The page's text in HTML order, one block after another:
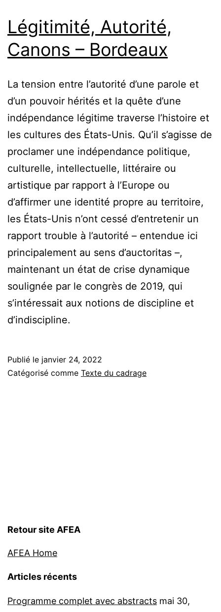
Légitimité, Autorité,
Canons – Bordeaux
La tension entre l’autorité d’une parole et
d’un pouvoir hérités et la quête d’une
indépendance légitime traverse l’histoire et
les cultures des États-Unis. Qu’il s’agisse de
proclamer une indépendance politique,
culturelle, intellectuelle, littéraire ou
artistique par rapport à l’Europe ou
d’affirmer une identité propre au territoire,
les États-Unis n’ont cessé d’entretenir un
rapport trouble à l’autorité – entendue ici
principalement au sens d’auctoritas –,
maintenant un état de crise dynamique
soulignée par le congrès de 2019, qui
s’intéressait aux notions de discipline et
d’indiscipline.
Publié le janvier 24, 2022
Catégorisé comme Texte du cadrage
Retour site AFEA
AFEA Home
Articles récents
Programme complet avec abstracts mai 30,